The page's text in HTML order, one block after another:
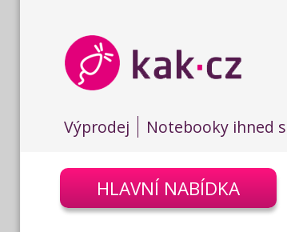
Výprodej Notebooky ihned
HLAVNÍ NABÍDKA